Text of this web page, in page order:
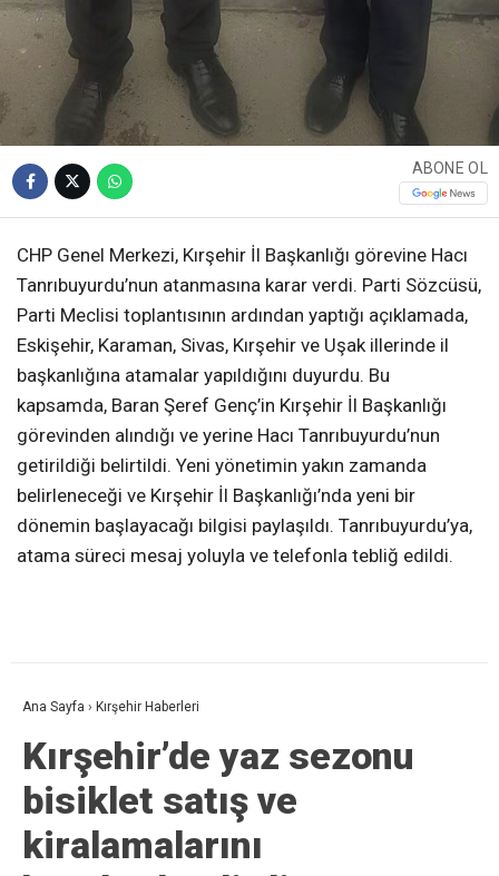
ABONE OL
CHP Genel Merkezi, Kırşehir İl Başkanlığı görevine Hacı
Tanrıbuyurdu’nun atanmasına karar verdi. Parti Sözcüsü,
Parti Meclisi toplantısının ardından yaptığı açıklamada,
Eskişehir, Karaman, Sivas, Kırşehir ve Uşak illerinde il
başkanlığına atamalar yapıldığını duyurdu. Bu
kapsamda, Baran Şeref Genç’in Kırşehir İl Başkanlığı
görevinden alındığı ve yerine Hacı Tanrıbuyurdu’nun
getirildiği belirtildi. Yeni yönetimin yakın zamanda
belirleneceği ve Kırşehir İl Başkanlığı’nda yeni bir
dönemin başlayacağı bilgisi paylaşıldı. Tanrıbuyurdu’ya,
atama süreci mesaj yoluyla ve telefonla tebliğ edildi.
Ana Sayfa › Kırşehir Haberleri
Kırşehir’de yaz sezonu
bisiklet satış ve
kiralamalarını